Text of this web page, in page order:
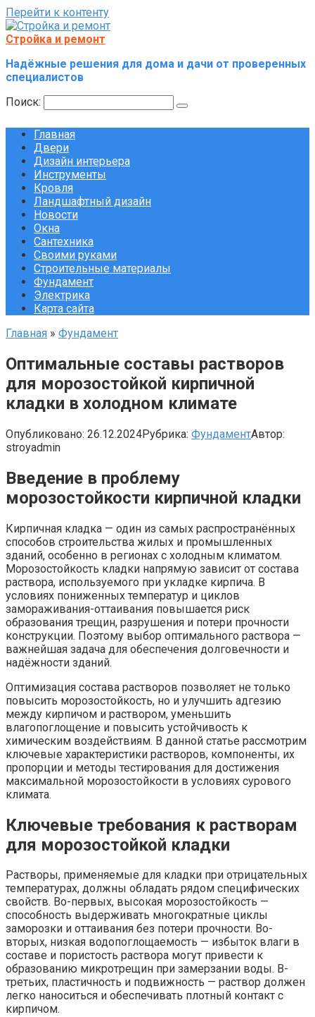
Перейти к контенту
Стройка и ремонт
Надёжные решения для дома и дачи от проверенных
специалистов
Поиск:
Главная
Двери
Дизайн интерьера
Инструменты
Кровля
Ландшафтный дизайн
Новости
Окна
Сантехника
Своими руками
Строительные материалы
Фундамент
Электрика
Карта сайта
Главная » Фундамент
Оптимальные составы растворов
для морозостойкой кирпичной
кладки в холодном климате
Опубликовано: 26.12.2024Рубрика: ФундаментАвтор:
stroyadmin
Введение в проблему
морозостойкости кирпичной кладки
Кирпичная кладка — один из самых распространённых
способов строительства жилых и промышленных
зданий, особенно в регионах с холодным климатом.
Морозостойкость кладки напрямую зависит от состава
раствора, используемого при укладке кирпича. В
условиях пониженных температур и циклов
замораживания-оттаивания повышается риск
образования трещин, разрушения и потери прочности
конструкции. Поэтому выбор оптимального раствора —
важнейшая задача для обеспечения долговечности и
надёжности зданий.
Оптимизация состава растворов позволяет не только
повысить морозостойкость, но и улучшить адгезию
между кирпичом и раствором, уменьшить
влагопоглощение и повысить устойчивость к
химическим воздействиям. В данной статье рассмотрим
ключевые характеристики растворов, компоненты, их
пропорции и методы тестирования для достижения
максимальной морозостойкости в условиях сурового
климата.
Ключевые требования к растворам
для морозостойкой кладки
Растворы, применяемые для кладки при отрицательных
температурах, должны обладать рядом специфических
свойств. Во-первых, высокая морозостойкость —
способность выдерживать многократные циклы
заморозки и оттаивания без потери прочности. Во-
вторых, низкая водопоглощаемость — избыток влаги в
составе и пористость раствора могут привести к
образованию микротрещин при замерзании воды. В-
третьих, пластичность и подвижность — раствор должен
легко наноситься и обеспечивать плотный контакт с
кирпичом.